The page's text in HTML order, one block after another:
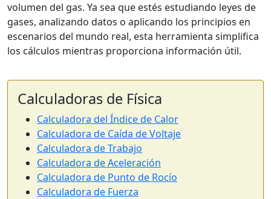
volumen del gas. Ya sea que estés estudiando leyes de
gases, analizando datos o aplicando los principios en
escenarios del mundo real, esta herramienta simplifica
los cálculos mientras proporciona información útil.
Calculadoras de Física
Calculadora del Índice de Calor
Calculadora de Caída de Voltaje
Calculadora de Trabajo
Calculadora de Aceleración
Calculadora de Punto de Rocío
Calculadora de Fuerza